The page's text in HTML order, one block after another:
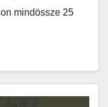
mindössze 25